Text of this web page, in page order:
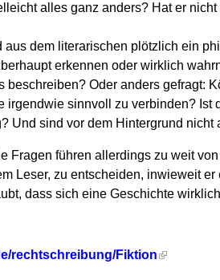
alles ganz anders? Hat er
aus dem literarischen plötzlich ein
erkennen oder wirklich
beschreiben? Oder anders gefragt:
irgendwie sinnvoll zu verbinden? Ist
Und sind vor dem Hintergrund
Fragen führen allerdings zu weit
Leser, zu entscheiden, inwieweit
dass sich eine Geschichte
rechtschreibung/Fiktion